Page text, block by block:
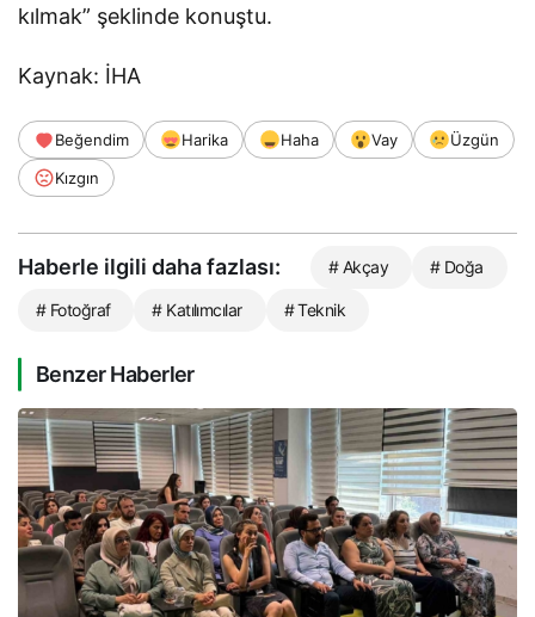
kılmak” şeklinde konuştu.
Kaynak: İHA
Beğendim Harika Haha Vay
Üzgün
Kızgın
Haberle ilgili daha fazlası: # Akçay # Doğa
# Fotoğraf # Katılımcılar # Teknik
Benzer Haberler